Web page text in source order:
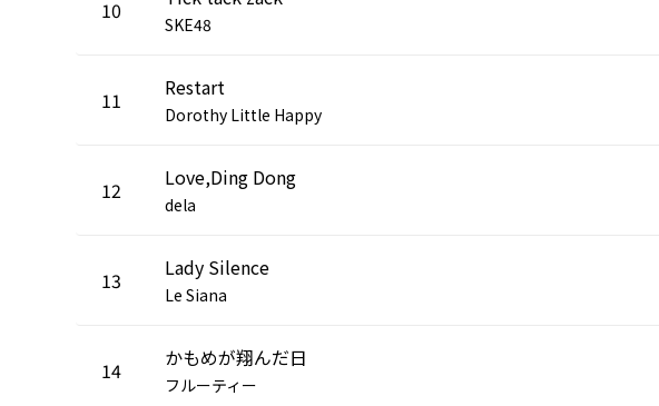
10
SKE48
11 Restart
Dorothy Little Happy
12 Love,Ding Dong
dela
13 Lady Silence
Le Siana
14 かもめが翔んだ日
フルーティー